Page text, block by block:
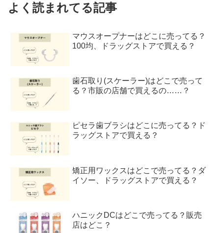
よく読まれてる記事
マウスオープナーはどこに売ってる？
100均、ドラッグストアで買える？
歯石取り(スケーラー)はどこで売って
る？市販の店舗で買えるの……？
ピセラ歯ブラシはどこに売ってる？ド
ラッグストアで買える？
矯正用ワックスはどこで売ってる？ダ
イソー、ドラッグストアで買える？
ハニックDCはどこで売ってる？販売
店はどこ？